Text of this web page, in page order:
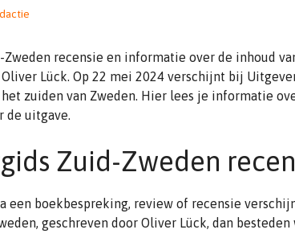
Zweden recensie en informatie over de inhoud
Lück. Op 22 mei 2024 verschijnt bij
zuiden van Zweden. Hier lees je informatie
de uitgave.
Zuid-Zweden
een boekbespreking, review of recensie
geschreven door Oliver Lück, dan